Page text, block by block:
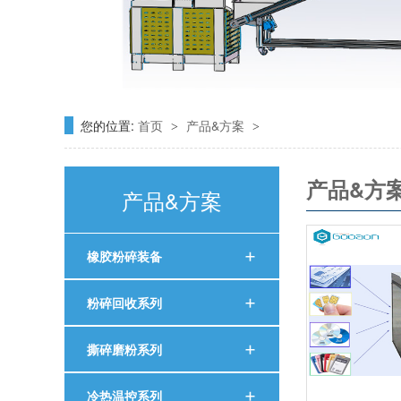
您的位置: 首页 > 产品&方案 >
产品&方案
橡胶粉碎装备
粉碎回收系列
撕碎磨粉系列
冷热温控系列
产品&方